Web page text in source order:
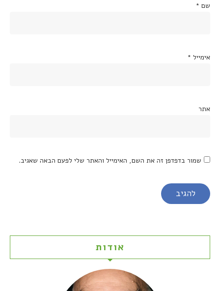
שם *
אימייל *
אתר
שמור בדפדפן זה את השם, האימייל והאתר שלי לפעם הבאה שאגיב.
אודות